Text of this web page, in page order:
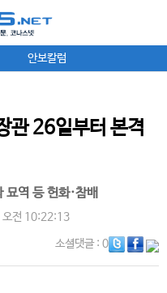
안보칼럼
관 26일부터 본격
묘역 등 헌화·참배
전 10:22:13
소셜댓글: 0